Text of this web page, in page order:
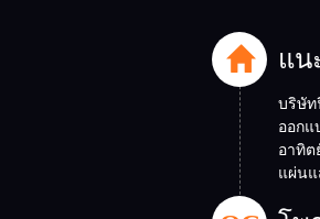
แน
บริษัท
ออก
อาทิต
แผ่น